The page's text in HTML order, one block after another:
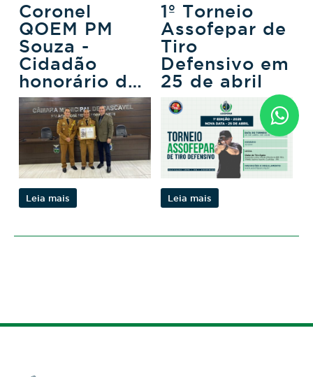
Coronel
QOEM PM
Souza -
Cidadão
honorário de
Cascavel
Leia mais
1º Torneio
Assofepar de
Tiro
Defensivo em
25 de abril
Leia mais